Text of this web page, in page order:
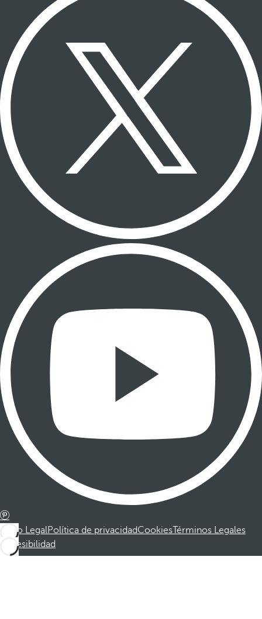
Aviso LegalPolítica de privacidadCookiesTérminos Legales
Accesibilidad